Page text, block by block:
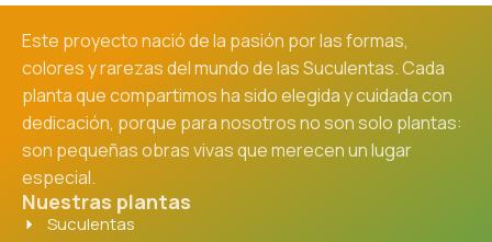
Este proyecto nació de la pasión por las formas,
colores y rarezas del mundo de las Suculentas. Cada
planta que compartimos ha sido elegida y cuidada con
dedicación, porque para nosotros no son solo plantas:
son pequeñas obras vivas que merecen un lugar
especial.
Nuestras plantas
Suculentas